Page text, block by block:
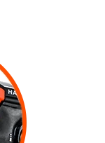
הכלי מגיע עם תעודת
ניתן להרחיב את האחריות ל-
הזנת פרטי